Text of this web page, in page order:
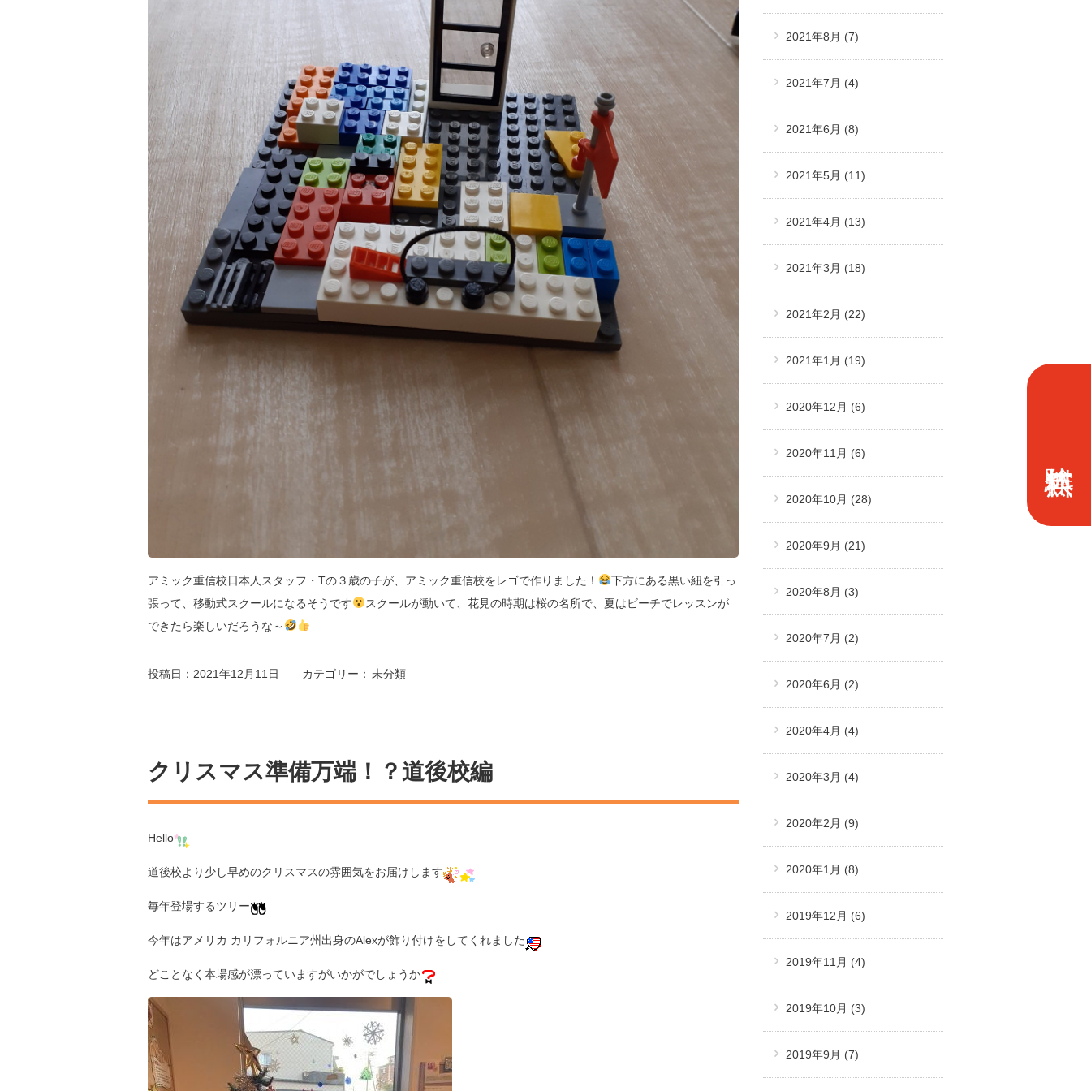
アミック重信校日本人スタッフ・Tの３歳の子が、アミック重信校をレゴで作りました！
下方にある黒い紐を引っ
張って、移動式スクールになるそうです
スクールが動いて、花見の時期は桜の名所で、夏はビーチでレッスンが
できたら楽しいだろうな～
投稿日：2021年12月11日 カテゴリー： 未分類
クリスマス準備万端！？道後校編
Hello
道後校より少し早めのクリスマスの雰囲気をお届けします
毎年登場するツリー
今年はアメリカ カリフォルニア州出身のAlexが飾り付けをしてくれました
どことなく本場感が漂っていますがいかがでしょうか
2021年8月 (7)
2021年7月 (4)
2021年6月 (8)
2021年5月 (11)
2021年4月 (13)
2021年3月 (18)
2021年2月 (22)
2021年1月 (19)
2020年12月 (6)
2020年11月 (6)
2020年10月 (28)
2020年9月 (21)
2020年8月 (3)
2020年7月 (2)
2020年6月 (2)
2020年4月 (4)
2020年3月 (4)
2020年2月 (9)
2020年1月 (8)
2019年12月 (6)
2019年11月 (4)
2019年10月 (3)
2019年9月 (7)